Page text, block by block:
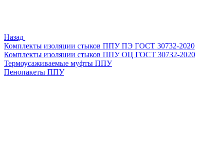
Назад
Комплекты изоляции стыков ППУ ПЭ ГОСТ 30732-2020
Комплекты изоляции стыков ППУ ОЦ ГОСТ 30732-2020
Термоусаживаемые муфты ППУ
Пенопакеты ППУ